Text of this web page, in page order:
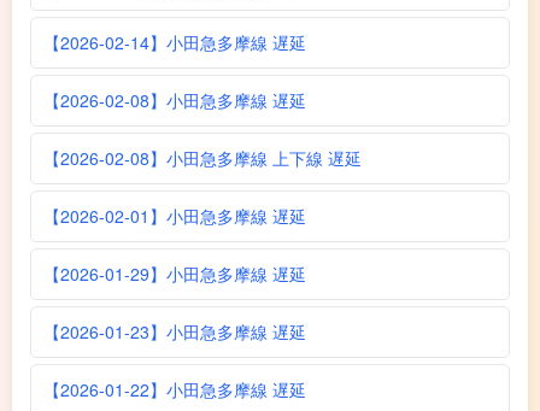
【2026-02-14】小田急多摩線 遅延
【2026-02-08】小田急多摩線 遅延
【2026-02-08】小田急多摩線 上下線 遅延
【2026-02-01】小田急多摩線 遅延
【2026-01-29】小田急多摩線 遅延
【2026-01-23】小田急多摩線 遅延
【2026-01-22】小田急多摩線 遅延